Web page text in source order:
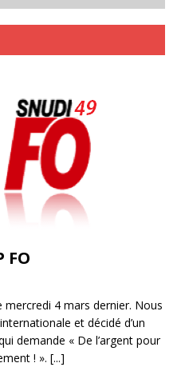
FO
mercredi 4 mars dernier. Nous
et décidé d’un
demande « De l’argent pour
! ». [...]